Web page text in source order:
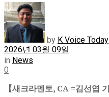
by K Voice Today
2026년 03월 09일
in News
0
【새크라멘토, CA =김선엽 기